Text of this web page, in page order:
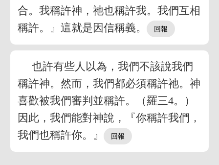
合。我稱許神，祂也稱許我。我們互相
稱許。』這就是因信稱義。
也許有些人以為，我們不該說我們
稱許神。然而，我們都必須稱許祂。神
喜歡被我們審判並稱許。（羅三4。）
因此，我們能對神說，『你稱許我們，
我們也稱許你。』